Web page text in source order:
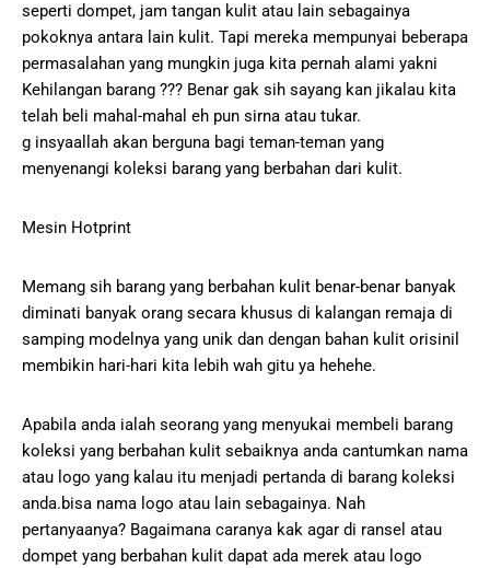
seperti dompet, jam tangan kulit atau lain sebagainya
pokoknya antara lain kulit. Tapi mereka mempunyai beberapa
permasalahan yang mungkin juga kita pernah alami yakni
Kehilangan barang ??? Benar gak sih sayang kan jikalau kita
telah beli mahal-mahal eh pun sirna atau tukar.
g insyaallah akan berguna bagi teman-teman yang
menyenangi koleksi barang yang berbahan dari kulit.
Mesin Hotprint
Memang sih barang yang berbahan kulit benar-benar banyak
diminati banyak orang secara khusus di kalangan remaja di
samping modelnya yang unik dan dengan bahan kulit orisinil
membikin hari-hari kita lebih wah gitu ya hehehe.
Apabila anda ialah seorang yang menyukai membeli barang
koleksi yang berbahan kulit sebaiknya anda cantumkan nama
atau logo yang kalau itu menjadi pertanda di barang koleksi
anda.bisa nama logo atau lain sebagainya. Nah
pertanyaanya? Bagaimana caranya kak agar di ransel atau
dompet yang berbahan kulit dapat ada merek atau logo